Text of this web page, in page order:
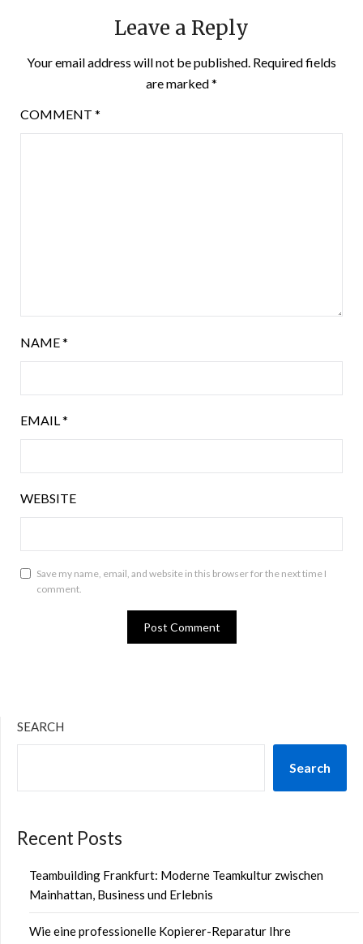
Leave a Reply
Your email address will not be published. Required fields
are marked*
COMMENT *
NAME*
EMAIL*
WEBSITE
Save my name, email, and website in this browser for the next time I
comment.
SEARCH
Search
Recent Posts
Teambuilding Frankfurt: Moderne Teamkultur zwischen
Mainhattan, Business und Erlebnis
Wie eine professionelle Kopierer-Reparatur Ihre